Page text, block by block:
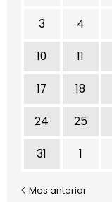
3 4
10 11
17 18
24 25
31 1
Mes anterior